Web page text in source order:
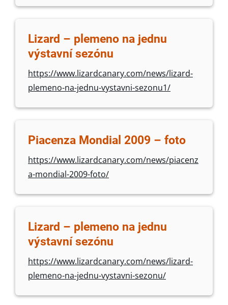
Lizard – plemeno na jednu
výstavní sezónu
https://www.lizardcanary.com/news/lizard-
plemeno-na-jednu-vystavni-sezonu1/
Piacenza Mondial 2009 – foto
https://www.lizardcanary.com/news/piacenz
a-mondial-2009-foto/
Lizard – plemeno na jednu
výstavní sezónu
https://www.lizardcanary.com/news/lizard-
plemeno-na-jednu-vystavni-sezonu/